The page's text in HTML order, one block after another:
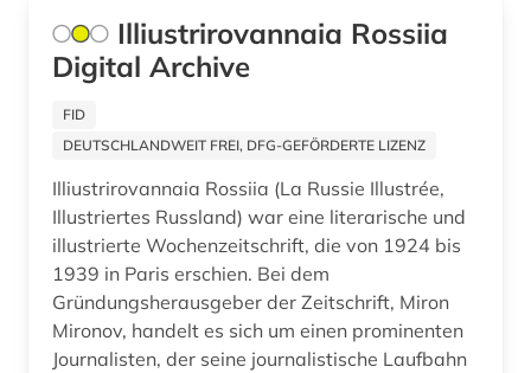
geschichte (17)
geschichte (anfänge bis 1917) (1)
geschichte 1917 - 1928 (1)
geschichte 1974-1990 (1)
geschichte 1993 (3)
geschichte 1999 (1)
Osteuropa (22)
Portugal (1)
Rumänien (1)
Russland, Sowjetunion (93)
Schweden (1)
Illiustrirovannaia Rossiia
Digital Archive
FID
DEUTSCHLANDWEIT FREI, DFG-GEFÖRDERTE LIZENZ
Illiustrirovannaia Rossiia (La Russie Illustrée,
Illustriertes Russland) war eine literarische und
illustrierte Wochenzeitschrift, die von 1924 bis
1939 in Paris erschien. Bei dem
Gründungsherausgeber der Zeitschrift, Miron
Mironov, handelt es sich um einen prominenten
Journalisten, der seine journalistische Laufbahn